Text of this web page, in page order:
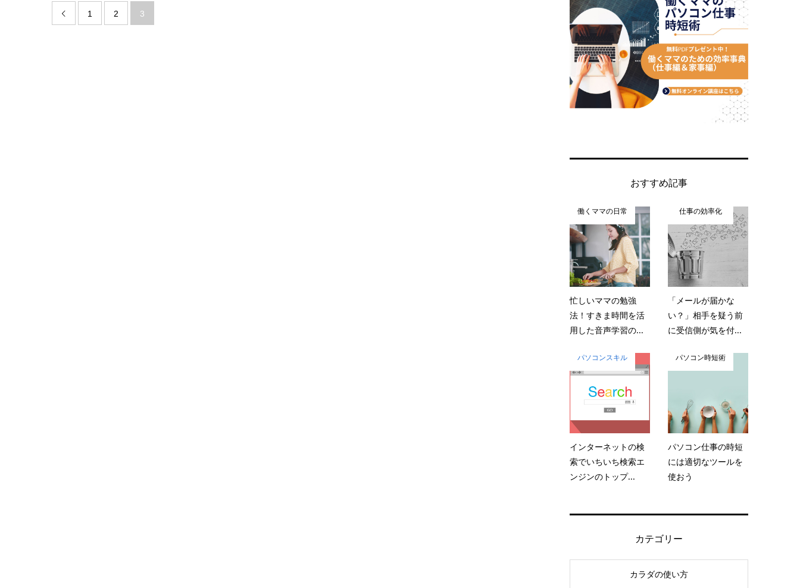
 1 2 3
おすすめ記事
働くママの日常
忙しいママの勉強
法！すきま時間を活
用した音声学習の...
仕事の効率化
「メールが届かな
い？」相手を疑う前
に受信側が気を付...
パソコンスキル
インターネットの検
索でいちいち検索エ
ンジンのトップ...
パソコン時短術
パソコン仕事の時短
には適切なツールを
使おう
カテゴリー
カラダの使い方